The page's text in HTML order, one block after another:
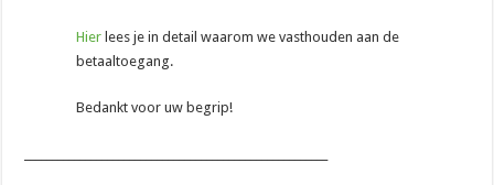
Hier lees je in detail waarom we vasthouden aan de
betaaltoegang.
Bedankt voor uw begrip!